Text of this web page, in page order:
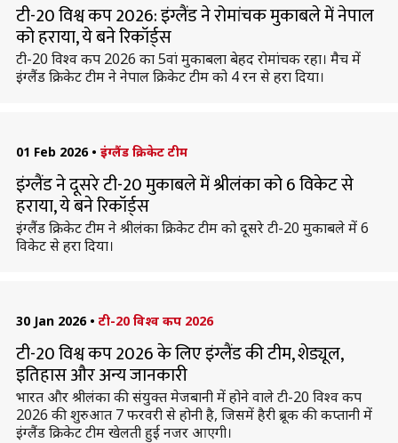
टी-20 विश्व कप 2026: इंग्लैंड ने रोमांचक मुकाबले में नेपाल
को हराया, ये बने रिकॉर्ड्स
टी-20 विश्व कप 2026 का 5वां मुकाबला बेहद रोमांचक रहा। मैच में
इंग्लैंड क्रिकेट टीम ने नेपाल क्रिकेट टीम को 4 रन से हरा दिया।
01 Feb 2026 • इंग्लैंड क्रिकेट टीम
इंग्लैंड ने दूसरे टी-20 मुकाबले में श्रीलंका को 6 विकेट से
हराया, ये बने रिकॉर्ड्स
इंग्लैंड क्रिकेट टीम ने श्रीलंका क्रिकेट टीम को दूसरे टी-20 मुकाबले में 6
विकेट से हरा दिया।
30 Jan 2026 • टी-20 विश्व कप 2026
टी-20 विश्व कप 2026 के लिए इंग्लैंड की टीम, शेड्यूल,
इतिहास और अन्य जानकारी
भारत और श्रीलंका की संयुक्त मेजबानी में होने वाले टी-20 विश्व कप
2026 की शुरुआत 7 फरवरी से होनी है, जिसमें हैरी ब्रूक की कप्तानी में
इंग्लैंड क्रिकेट टीम खेलती हुई नजर आएगी।